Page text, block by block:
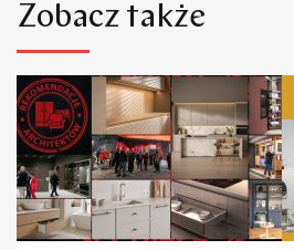
Zobacz także